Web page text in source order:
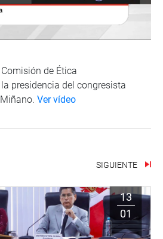
de Ética
presidencia del congresista
Ver vídeo
SIGUIENTE
13
01